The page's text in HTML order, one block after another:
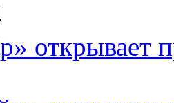
открывает